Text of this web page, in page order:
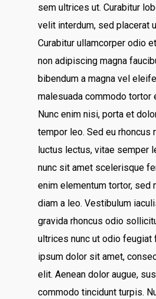
sem ultrices ut. Curabitur
velit interdum, sed placerat
Curabitur ullamcorper odio
non adipiscing magna
bibendum a magna vel
malesuada commodo tortor
Nunc enim nisi, porta et
tempor leo. Sed eu rhoncus
luctus lectus, vitae semper
nunc sit amet scelerisque
enim elementum tortor, sed
diam a leo. Vestibulum
gravida rhoncus odio
ultrices nunc ut odio feugiat
ipsum dolor sit amet,
elit. Aenean dolor augue,
commodo tincidunt turpis.